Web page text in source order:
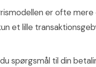
er ofte mere
et lille
spørgsmål til din